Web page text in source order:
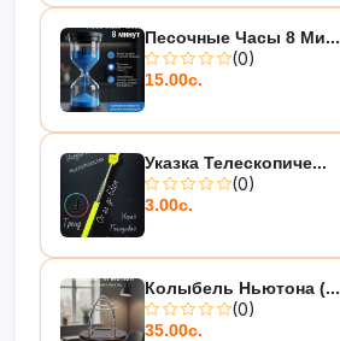
Песочные Часы 8 Ми...
(0)
15.00с.
Указка Телескопиче...
(0)
3.00с.
Колыбель Ньютона (...
(0)
35.00с.